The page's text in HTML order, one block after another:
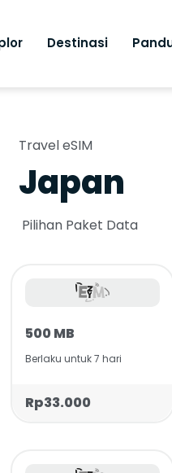
Destinasi
Travel eSIM
Japan
Pilihan Paket Data
500 MB
Berlaku untuk 7 hari
Rp33.000